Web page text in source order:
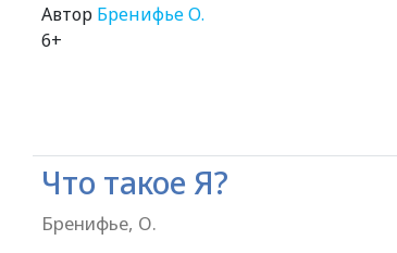
Автор Бренифье О.
6+
Что такое Я?
Бренифье, О.